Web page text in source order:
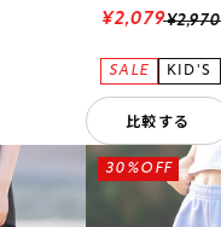
¥2,970
¥2,079
比較する
30%OFF